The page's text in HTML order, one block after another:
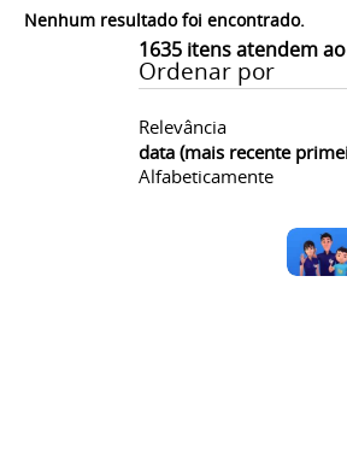
1635itens atendem
Ordenar por
Relevância
data (mais recente
Alfabeticamente
Nenhum resultado foi encontrado.